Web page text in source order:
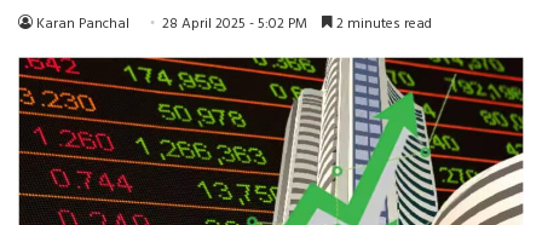
Karan Panchal 28 April 2025 - 5:02 PM 2 minutes read